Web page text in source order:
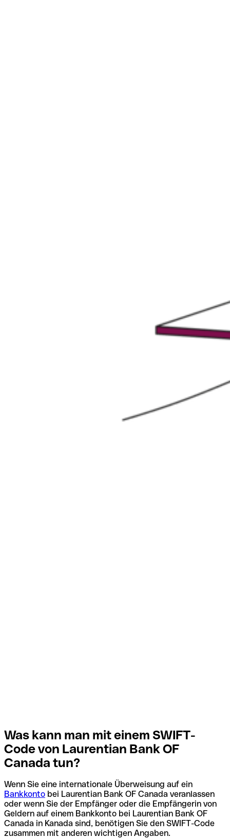
Was kann man mit einem SWIFT-
Code von Laurentian Bank OF
Canada tun?
Wenn Sie eine internationale Überweisung auf ein
Bankkonto bei Laurentian Bank OF Canada veranlassen
oder wenn Sie der Empfänger oder die Empfängerin von
Geldern auf einem Bankkonto bei Laurentian Bank OF
Canada in Kanada sind, benötigen Sie den SWIFT-Code
zusammen mit anderen wichtigen Angaben.